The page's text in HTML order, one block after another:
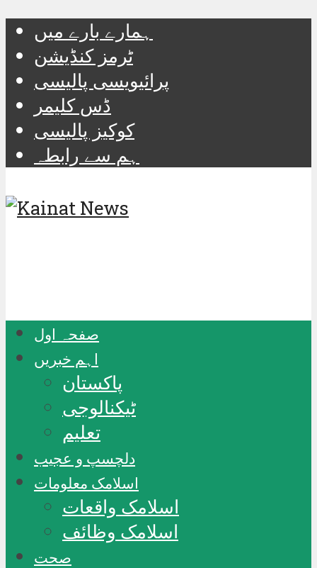
ہمارے بارے میں
ٹرمز کنڈیشن
پرائیویسی پالیسی
ڈس کلیمر
کوکیز پالیسی
ہم سے رابطہ
صفحہ اول
اہم خبریں
پاکستان
ٹیکنالوجی
تعلیم
دلچسپ و عجیب
اسلامک معلومات
اسلامک واقعات
اسلامک وظائف
صحت